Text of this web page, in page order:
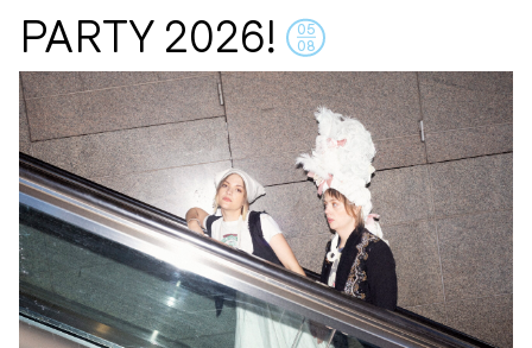
PARTY 2026! 05
08